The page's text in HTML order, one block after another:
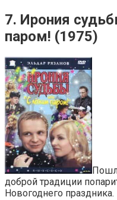
7. Ирония
паром! (1975)
доброй традиции
Новогоднего праздника.